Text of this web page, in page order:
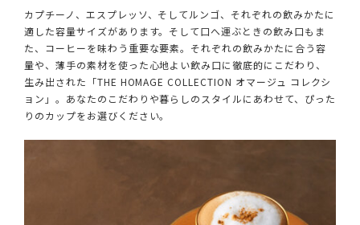
カプチーノ、エスプレッソ、そしてルンゴ、それぞれの飲みかたに
適した容量サイズがあります。そして口へ運ぶときの飲み口もま
た、コーヒーを味わう重要な要素。それぞれの飲みかたに合う容
量や、薄手の素材を使った心地よい飲み口に徹底的にこだわり、
生み出された「THE HOMAGE COLLECTION オマージュ コレクシ
ョン」。あなたのこだわりや暮らしのスタイルにあわせて、ぴった
りのカップをお選びください。